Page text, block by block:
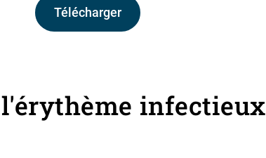
Télécharger
l'érythème infectieux